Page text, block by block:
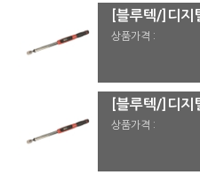
상품가격 :
상품가격 :